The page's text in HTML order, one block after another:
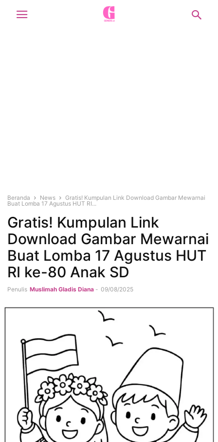
Beranda News
Gratis! Kumpulan Link Download Gambar Mewarnai
Buat Lomba 17 Agustus HUT RI...
Gratis! Kumpulan Link
Download Gambar Mewarnai
Buat Lomba 17 Agustus HUT
RI ke-80 Anak SD
Penulis Muslimah Gladis Diana - 09/08/2025